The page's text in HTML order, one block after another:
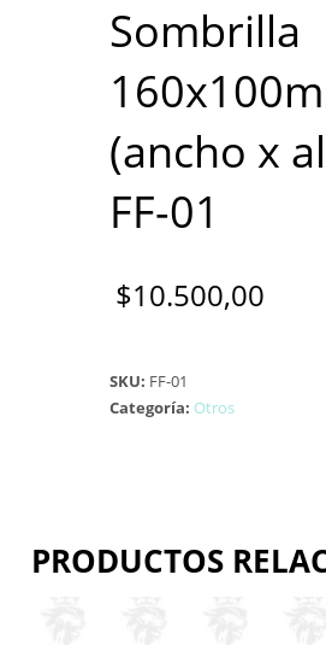
Sombrilla
160x100m
(ancho x
FF-01
$10.500,00
SKU: FF-01
Categoría: Otros
PRODUCTOS